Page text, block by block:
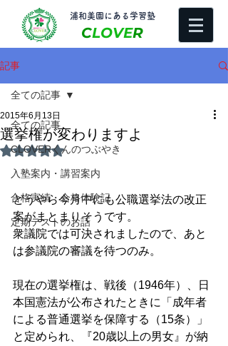
​浦和美園にある学習塾
CLOVER
記事
全ての記事
CLOVERくんのつぶやき
入塾案内・講習案内
合格実績・合格体験記
定期テストのお話
全ての記事
選挙権が変わりますよ
2015年6月13日
5つ星のうちNaNと評価されています。
どうやら今月中にも公職選挙法の改正
案がまとまりそうです。
衆議院では可決されましたので、あと
は参議院の審議を待つのみ。
現在の選挙権は、戦後（1946年）、日
本国憲法が公布されたときに「成年者
による普通選挙を保障する（15条）」
と定められ、『20歳以上の男女』が納